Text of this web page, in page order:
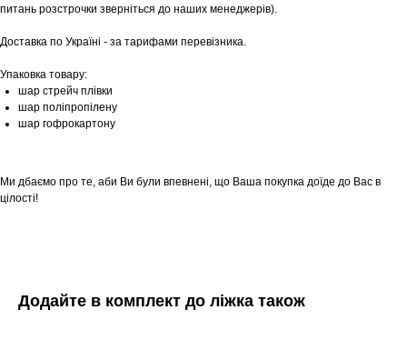
питань розстрочки зверніться до наших менеджерів).
Доставка по Україні - за тарифами перевізника.
Упаковка товару:
шар стрейч плівки
шар поліпропілену
шар гофрокартону
Ми дбаємо про те, аби Ви були впевнені, що Ваша покупка доїде до Вас в
цілості!
Додайте в комплект до ліжка також